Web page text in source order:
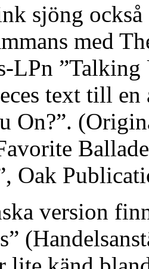
sjöng också
med
LPn
text till
On?”.
Oak
version